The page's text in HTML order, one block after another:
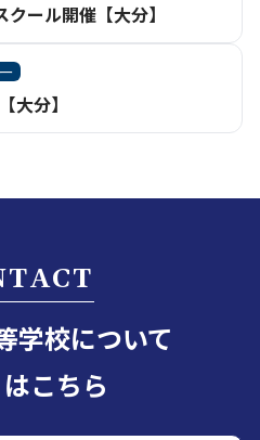
ール開催【大分】
大分】
学校について
こちら